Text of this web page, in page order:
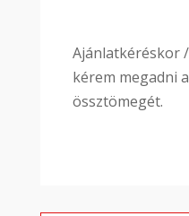
Ajánlatkéréskor
kérem megadni
össztömegét.